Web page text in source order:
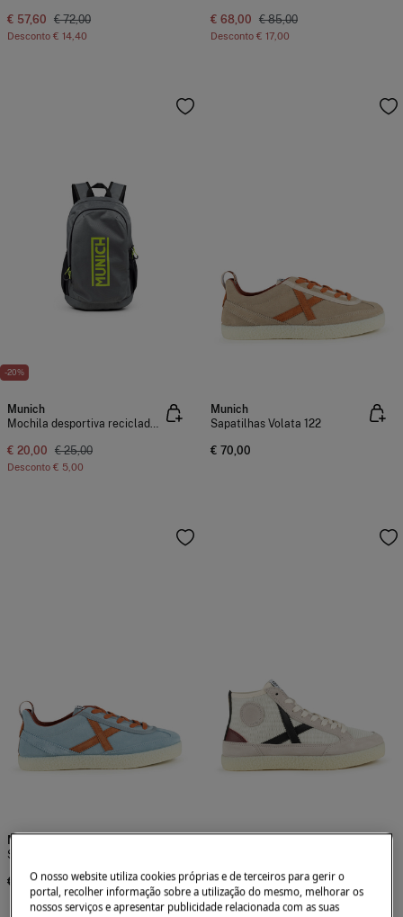
€ 57,60 € 72,00
Desconto € 14,40
€ 68,00 € 85,00
Desconto € 17,00
-20%
Munich
Mochila desportiva reciclada slim
€ 20,00 € 25,00
Desconto € 5,00
Munich
Sapatilhas Volata 122
€ 70,00
Munich
Sapatilhas Volata 123
€ 70,00 € 78,00
O nosso website utiliza cookies próprias e de terceiros para gerir o
portal, recolher informação sobre a utilização do mesmo, melhorar os
nossos serviços e apresentar publicidade relacionada com as suas